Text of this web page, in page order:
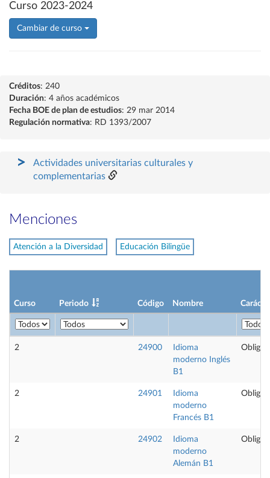
Curso 2023-2024
Cambiar de curso
Créditos: 240
Duración: 4 años académicos
Fecha BOE de plan de estudios: 29 mar 2014
Regulación normativa: RD 1393/2007
Actividades universitarias culturales y
complementarias
Menciones
Atención a la Diversidad Educación Bilingüe
Curso Periodo Código Nombre
2 24900
Idioma
moderno Inglés
B1
2 24901
Idioma
moderno
Francés B1
2 24902
Idioma
moderno
Alemán B1